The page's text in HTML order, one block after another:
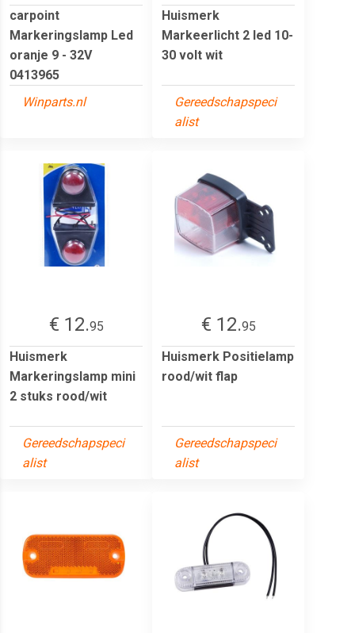
carpoint
Markeringslamp Led
oranje 9 - 32V
0413965
Winparts.nl
Huismerk
Markeerlicht 2 led 10-
30 volt wit
Gereedschapspeci
alist
€ 12.95
Huismerk
Markeringslamp mini
2 stuks rood/wit
Gereedschapspeci
alist
€ 12.95
Huismerk Positielamp
rood/wit flap
Gereedschapspeci
alist